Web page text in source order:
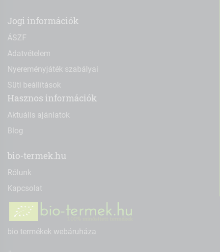
Jogi információk
ÁSZF
Adatvételem
Nyereményjáték szabályai
Süti beállítások
Hasznos információk
Aktuális ajánlatok
Blog
bio-termek.hu
Rólunk
Kapcsolat
bio termékek webáruháza